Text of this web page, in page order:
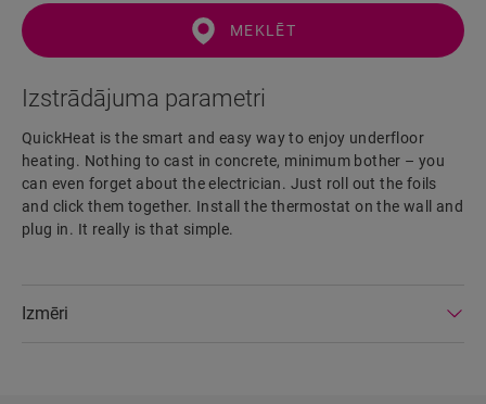
MEKLĒT
Izstrādājuma parametri
QuickHeat is the smart and easy way to enjoy underfloor
heating. Nothing to cast in concrete, minimum bother – you
can even forget about the electrician. Just roll out the foils
and click them together. Install the thermostat on the wall and
plug in. It really is that simple.
Izmēri